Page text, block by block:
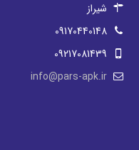
شیراز
09170440148
09217081439
info@pars-apk.ir